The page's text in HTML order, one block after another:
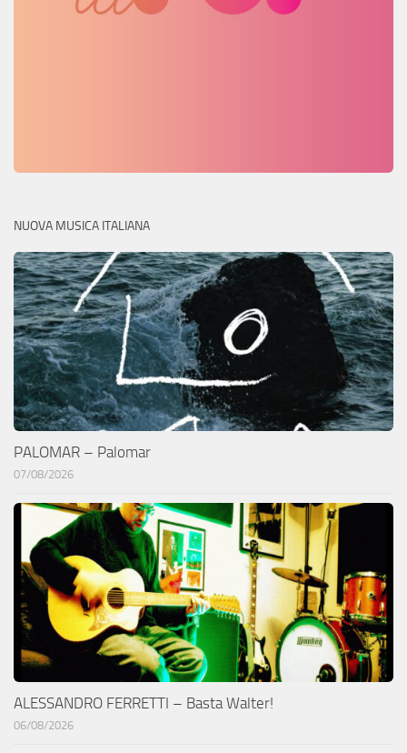
NUOVA MUSICA ITALIANA
PALOMAR – Palomar
07/08/2026
ALESSANDRO FERRETTI – Basta Walter!
06/08/2026